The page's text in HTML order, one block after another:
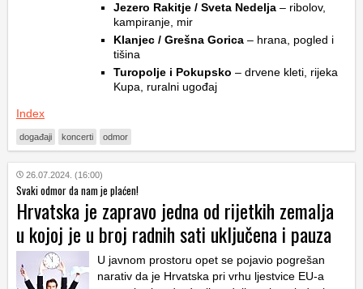
Jezero Rakitje / Sveta Nedelja – ribolov,
kampiranje, mir
Klanjec / Grešna Gorica – hrana, pogled i
tišina
Turopolje i Pokupsko – drvene kleti, rijeka
Kupa, ruralni ugođaj
Index
događaji koncerti odmor
26.07.2024. (16:00)
Svaki odmor da nam je plaćen!
Hrvatska je zapravo jedna od rijetkih zemalja
u kojoj je u broj radnih sati uključena i pauza
U javnom prostoru opet se pojavio pogrešan
narativ da je Hrvatska pri vrhu ljestvice EU-a